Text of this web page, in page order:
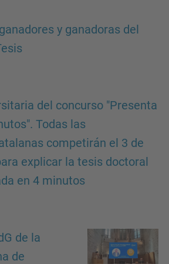
y ganadoras del
del concurso "Presenta
Todas las
competirán el 3 de
explicar la tesis doctoral
en 4 minutos
de la
de